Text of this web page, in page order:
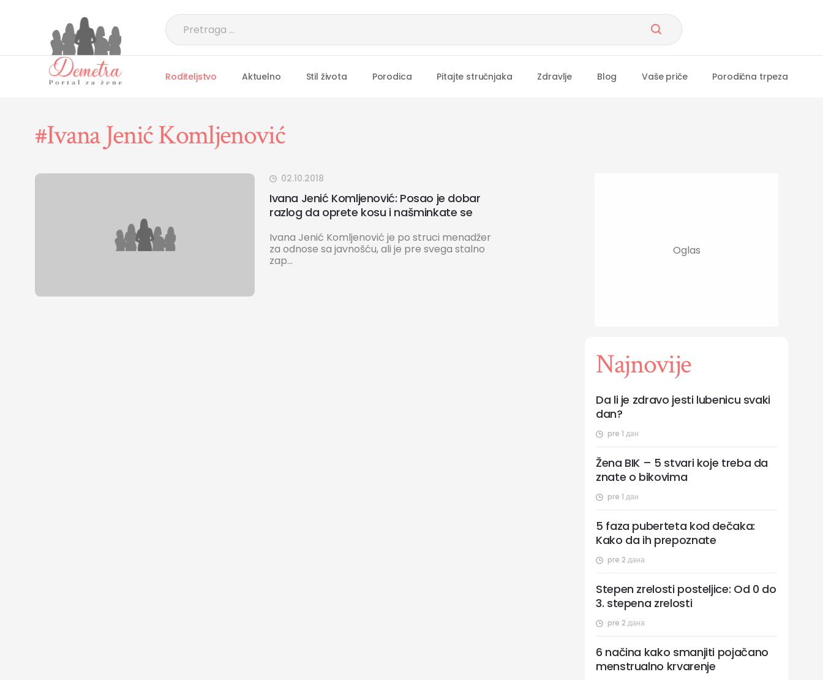
Roditeljstvo Aktuelno Stil života Porodica Pitajte stručnjaka Zdravlje Blog Vaše priče Porodična trpeza
#Ivana Jenić Komljenović
02.10.2018
Ivana Jenić Komljenović: Posao je dobar
razlog da oprete kosu i našminkate se
Ivana Jenić Komljenović je po struci menadžer
za odnose sa javnošću, ali je pre svega stalno
zap...
Najnovije
pre 1 дан
Da li je zdravo jesti lubenicu svaki
dan?
pre 1 дан
Žena BIK – 5 stvari koje treba da
znate o bikovima
pre 2 дана
5 faza puberteta kod dečaka:
Kako da ih prepoznate
pre 2 дана
Stepen zrelosti posteljice: Od 0 do
3. stepena zrelosti
6 načina kako smanjiti pojačano
menstrualno krvarenje